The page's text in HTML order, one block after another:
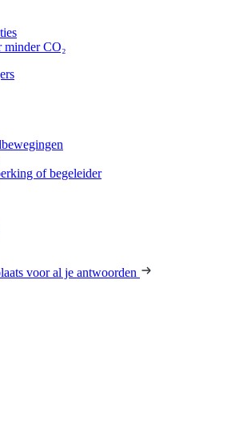
minder CO₂
of begeleider
voor al je antwoorden